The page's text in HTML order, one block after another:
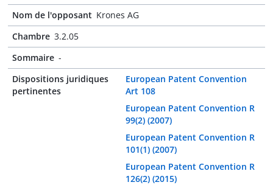
Nom de l'opposant Krones AG
Chambre 3.2.05
Sommaire -
Dispositions juridiques
pertinentes
European Patent Convention
Art 108
European Patent Convention R
99(2) (2007)
European Patent Convention R
101(1) (2007)
European Patent Convention R
126(2) (2015)